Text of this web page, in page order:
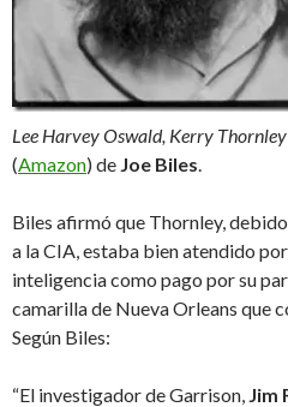
Lee Harvey Oswald, Kerry
(Amazon) de Joe Biles.
Biles afirmó que Thornley,
a la CIA, estaba bien atendido
inteligencia como pago por su
camarilla de Nueva Orleans que
Según Biles:
“El investigador de Garrison, Jim